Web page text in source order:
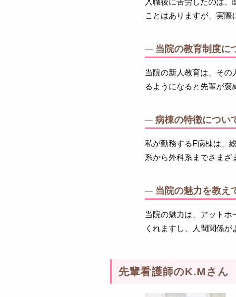
入職後に苦労したのは
ことはありますが、実際
当院の教育制度に
当院の新人教育は、その
るようになると先輩が褒
病棟の特徴につい
私が勤務するF病棟は、
系から外科系までさまざ
当院の魅力を教え
当院の魅力は、アットホ
くれますし、人間関係が
先輩看護師のK.Mさん